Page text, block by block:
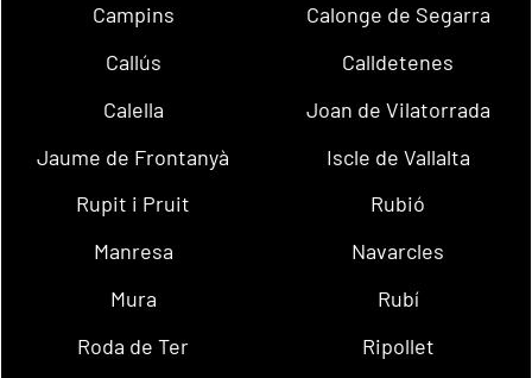
Campins
Calonge de Segarra
Callús
Calldetenes
Calella
Joan de Vilatorrada
Jaume de Frontanyà
Iscle de Vallalta
Rupit i Pruit
Rubió
Manresa
Navarcles
Mura
Rubí
Roda de Ter
Ripollet